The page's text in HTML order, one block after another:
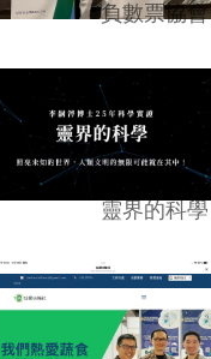
負數票協會
靈界的科學